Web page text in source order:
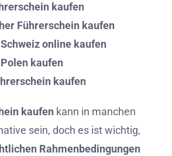
kaufen
Führerschein kaufen
online kaufen
kaufen
kaufen
kaufen kann in manchen
sein, doch es ist wichtig,
Rahmenbedingungen